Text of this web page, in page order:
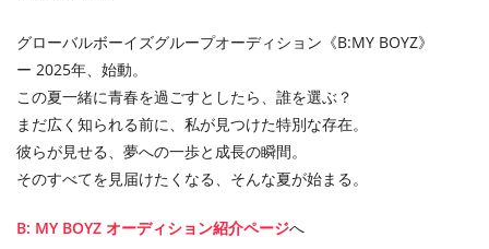
グローバルボーイズグループオーディション《B:MY BOYZ》
ー 2025年、始動。
この夏一緒に青春を過ごすとしたら、誰を選ぶ？
まだ広く知られる前に、私が見つけた特別な存在。
彼らが見せる、夢への一歩と成長の瞬間。
そのすべてを見届けたくなる、そんな夏が始まる。
B: MY BOYZ オーディション紹介ページへ